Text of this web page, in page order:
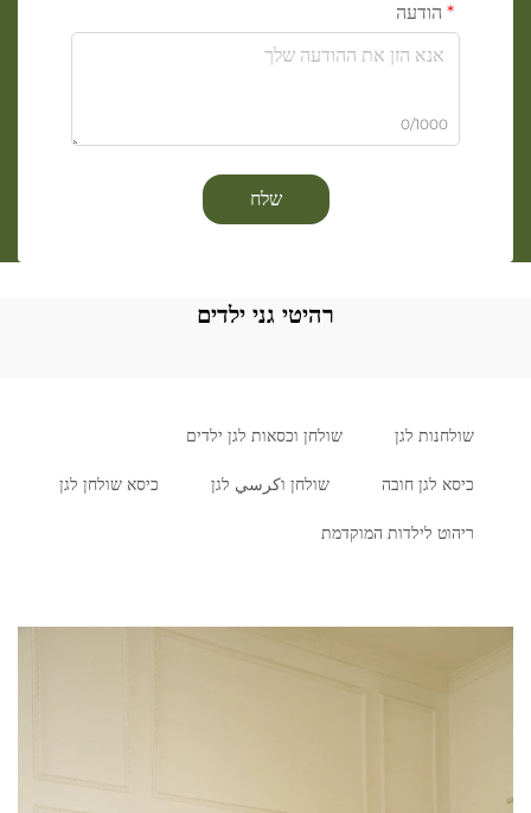
הודעה
0/1000
שלח
רהיטי גני ילדים
שולחנות לגן שולחן וכסאות לגן ילדים
כיסא לגן חובה שולחן וكرسي לגן כיסא שולחן לגן
ריהוט לילדות המוקדמת